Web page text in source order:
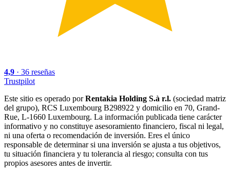
4,9 · 36 reseñas
Trustpilot
Este sitio es operado porRentakia Holding S.à r.l. (sociedad matriz
del grupo), RCS Luxembourg B298922 y domicilio en 70, Grand-
Rue, L-1660 Luxembourg. La información publicada tiene carácter
informativo y no constituye asesoramiento financiero, fiscal ni legal,
ni una oferta o recomendación de inversión. Eres el único
responsable de determinar si una inversión se ajusta a tus objetivos,
tu situación financiera y tu tolerancia al riesgo; consulta con tus
propios asesores antes de invertir.